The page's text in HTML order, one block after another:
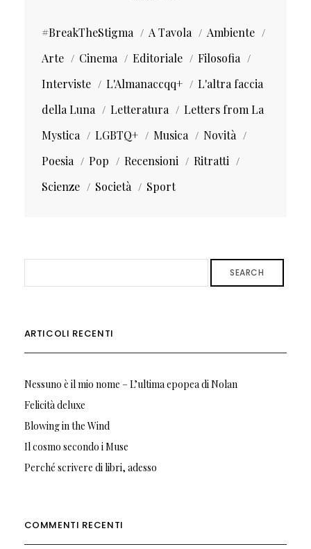
#BreakTheStigma A Tavola
Ambiente
Arte
Cinema Editoriale
Filosofia
Interviste
L'Almanaccqq+
L'altra faccia
della Luna
Letteratura
Letters from La
Mystica
LGBTQ+ Musica
Novità
Poesia
Pop Recensioni
Ritratti
Scienze
Società Sport
SEARCH
ARTICOLI RECENTI
Nessuno è il mio nome – L’ultima epopea di Nolan
Felicità deluxe
Blowing in the Wind
Il cosmo secondo i Muse
Perché scrivere di libri, adesso
COMMENTI RECENTI